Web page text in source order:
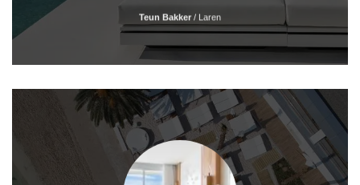
Teun Bakker / Laren